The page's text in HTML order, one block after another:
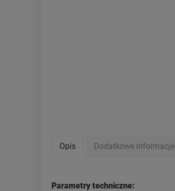
Opis Dodatkowe informacje
Parametry techniczne: